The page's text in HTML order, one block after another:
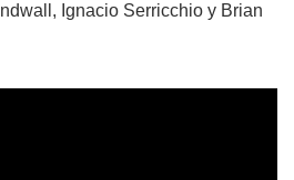
Ignacio Serricchio y Brian